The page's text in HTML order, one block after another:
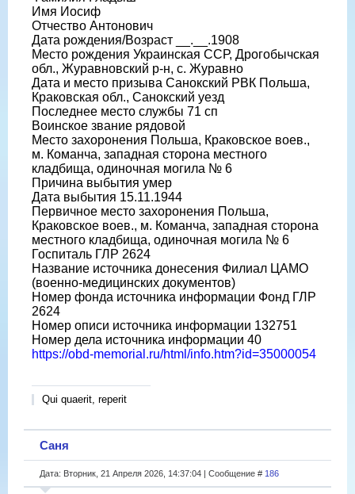
Имя Иосиф
Отчество Антонович
Дата рождения/Возраст __.__.1908
Место рождения Украинская ССР, Дрогобычская
обл., Журавновский р-н, с. Журавно
Дата и место призыва Санокский РВК Польша,
Краковская обл., Санокский уезд
Последнее место службы 71 сп
Воинское звание рядовой
Место захоронения Польша, Краковское воев.,
м. Команча, западная сторона местного
кладбища, одиночная могила № 6
Причина выбытия умер
Дата выбытия 15.11.1944
Первичное место захоронения Польша,
Краковское воев., м. Команча, западная сторона
местного кладбища, одиночная могила № 6
Госпиталь ГЛР 2624
Название источника донесения Филиал ЦАМО
(военно-медицинских документов)
Номер фонда источника информации Фонд ГЛР
2624
Номер описи источника информации 132751
Номер дела источника информации 40
https://obd-memorial.ru/html/info.htm?id=35000054
Qui quaerit, reperit
Саня
Дата: Вторник, 21 Апреля 2026, 14:37:04 | Сообщение # 186